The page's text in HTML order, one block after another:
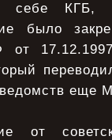
себе
было
от
ведомств
от